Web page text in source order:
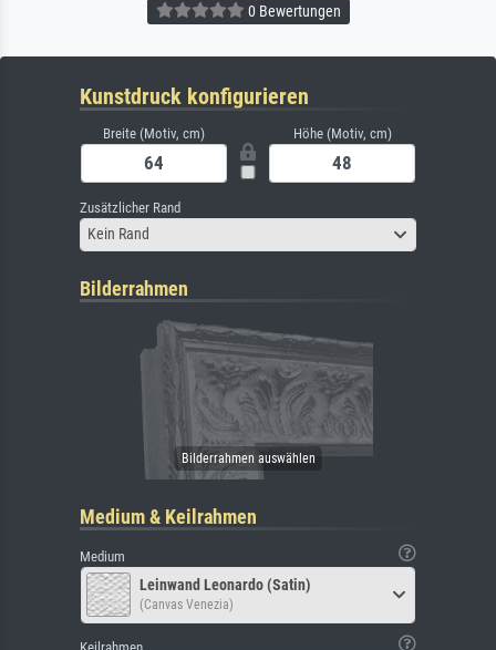
0 Bewertungen
Kunstdruck konfigurieren
Breite (Motiv, cm) Höhe (Motiv, cm)
Zusätzlicher Rand
Kein Rand
Bilderrahmen
Medium & Keilrahmen
Medium
Leinwand Leonardo (Satin)
(Canvas Venezia)